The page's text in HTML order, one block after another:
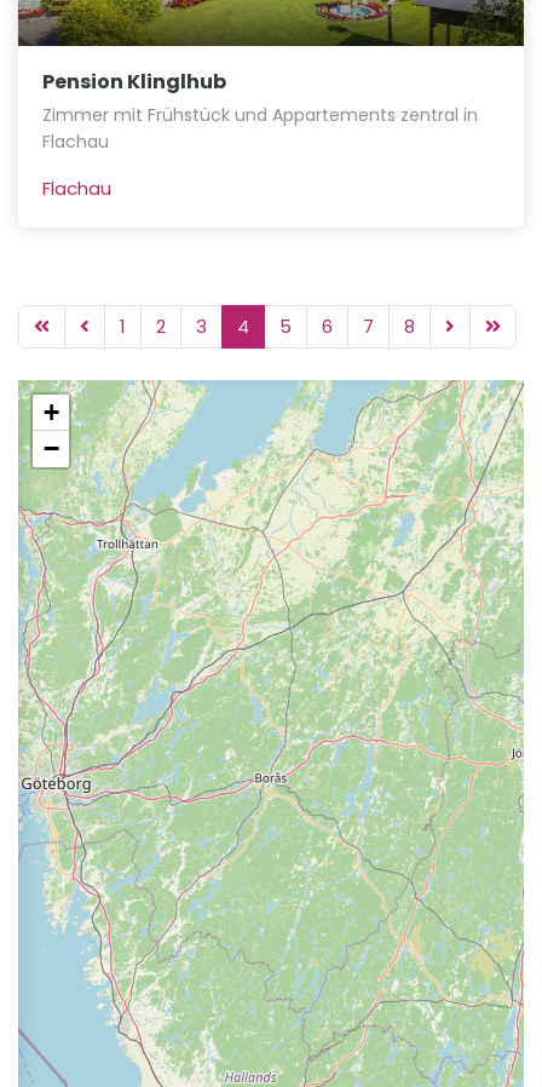
Pension Klinglhub
Zimmer mit Frühstück und Appartements zentral in
Flachau
Flachau
1 2 3 4 5 6 7 8
+
−